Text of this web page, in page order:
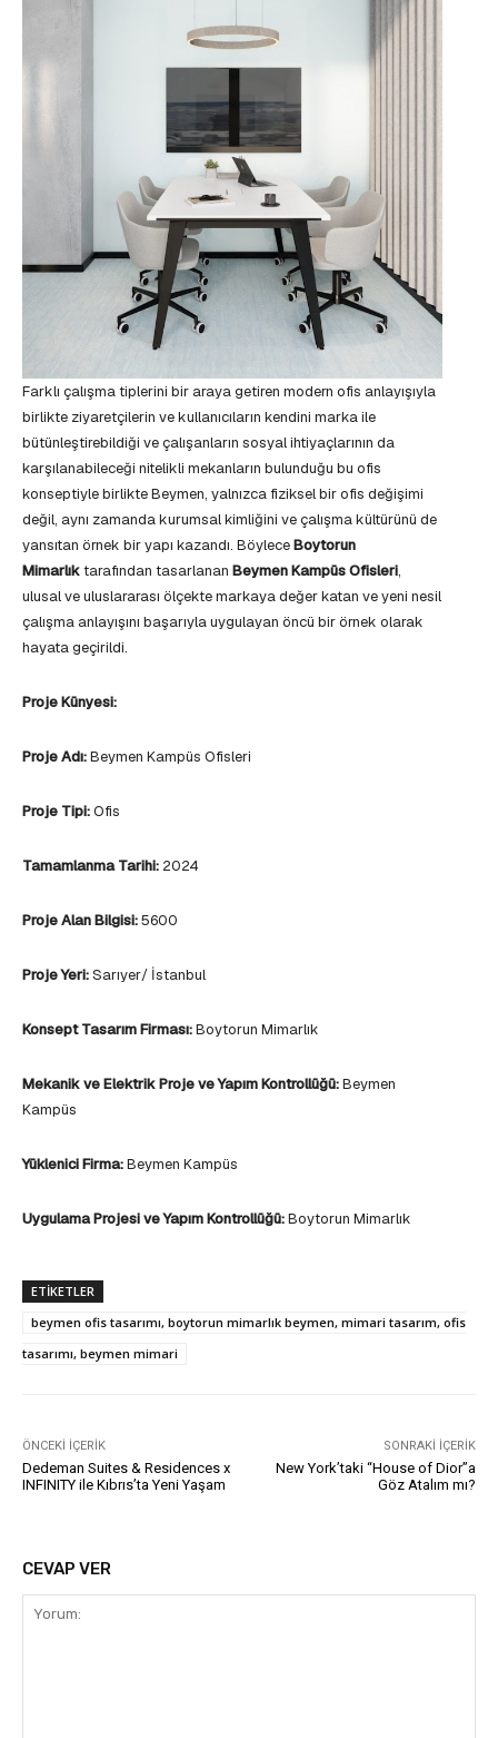
Farklı çalışma tiplerini bir araya getiren modern ofis anlayışıyla
birlikte ziyaretçilerin ve kullanıcıların kendini marka ile
bütünleştirebildiği ve çalışanların sosyal ihtiyaçlarının da
karşılanabileceği nitelikli mekanların bulunduğu bu ofis
konseptiyle birlikte Beymen, yalnızca fiziksel bir ofis değişimi
değil, aynı zamanda kurumsal kimliğini ve çalışma kültürünü de
yansıtan örnek bir yapı kazandı. BöyleceBoytorun
Mimarlıktarafından tasarlanan Beymen Kampüs Ofisleri,
ulusal ve uluslararası ölçekte markaya değer katan ve yeni nesil
çalışma anlayışını başarıyla uygulayan öncü bir örnek olarak
hayata geçirildi.
Proje Künyesi:
Proje Adı:Beymen Kampüs Ofisleri
Proje Tipi:Ofis
Tamamlanma Tarihi: 2024
Proje Alan Bilgisi:5600
Proje Yeri:Sarıyer/ İstanbul
Konsept Tasarım Firması:Boytorun Mimarlık
Mekanik ve Elektrik Proje ve Yapım Kontrollüğü:Beymen
Kampüs
Yüklenici Firma:Beymen Kampüs
Uygulama Projesi ve Yapım Kontrollüğü:Boytorun Mimarlık
ETIKETLER
beymen ofis tasarımı, boytorun mimarlık beymen, mimari tasarım, ofis
tasarımı, beymen mimari
ÖNCEKI İÇERIK
Dedeman Suites & Residences x
INFINITY ile Kıbrıs’ta Yeni Yaşam
SONRAKI İÇERIK
New York’taki “House of Dior”a
Göz Atalım mı?
CEVAP VER